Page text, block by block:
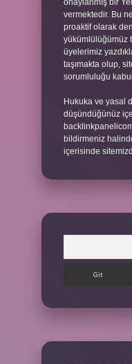
onaylanmış bir
vermektedir. Bu
proaktif olarak
yükümlülüğümüz
üyelerimiz
taşımakta olup,
sorumluluğu
Hukuka ve yasal
düşündüğünüz
bildirmeniz
içerisinde